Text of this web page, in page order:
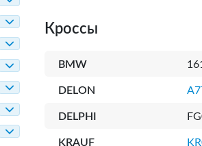
Кроссы
BMW
DELON
DELPHI
KRAUF